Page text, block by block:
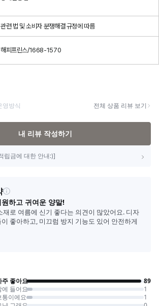
관련 법 및 소비자 분쟁해결 규정에 따름
해피프린스/1668-1570